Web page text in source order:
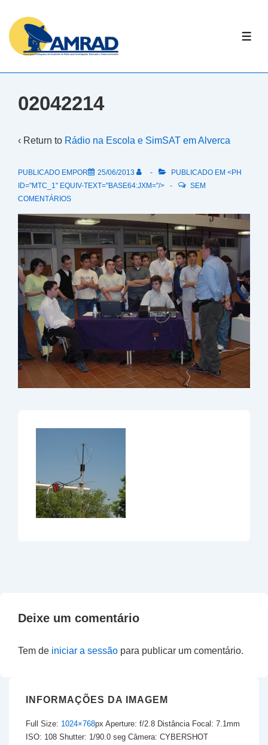
Skip
Content
02042214
‹ Return to Rádio na Escola e SimSAT em Alverca
PUBLICADO EMPOR 25/06/2013
PUBLICADO EM <PH
ID="MTC_1" EQUIV-TEXT="BASE64:JXM="/>
SEM
COMENTÁRIOS
Deixe um comentário
Tem de iniciar a sessão para publicar um comentário.
INFORMAÇÕES DA IMAGEM
Full Size: 1024×768px Aperture: f/2.8 Distância Focal: 7.1mm
ISO: 108 Shutter: 1/90.0 seg Câmera: CYBERSHOT